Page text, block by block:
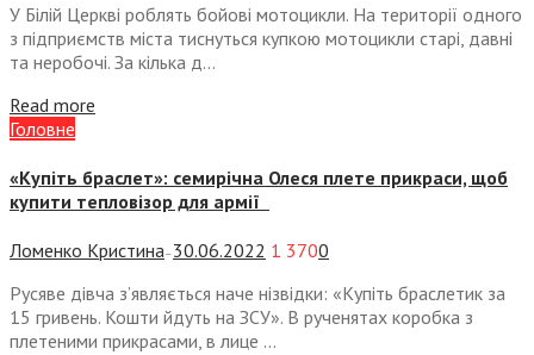
У Білій Церкві роблять бойові мотоцикли. На території одного
з підприємств міста тиснуться купкою мотоцикли старі, давні
та неробочі. За кілька д...
Read more
Головне
«Купіть браслет»: семирічна Олеся плете прикраси, щоб
купити тепловізор для армії
Ломенко Кристина— 30.06.2022 1 3700
Русяве дівча з’являється наче нізвідки: «Купіть браслетик за
15 гривень. Кошти йдуть на ЗСУ». В рученятах коробка з
плетеними прикрасами, в лице ...